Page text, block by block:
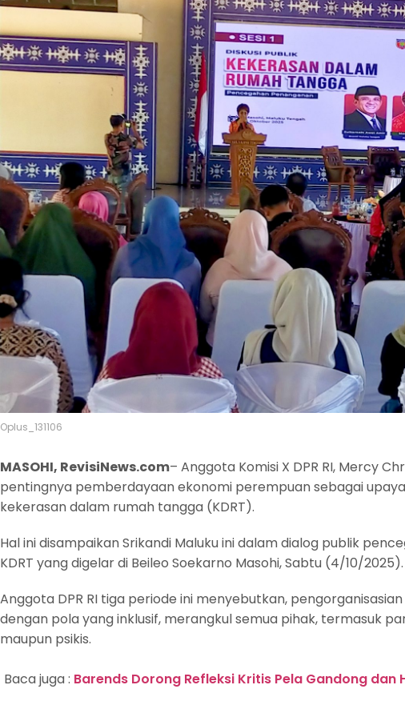
Oplus_131106
MASOHI, RevisiNews.com– Anggota Komisi X DPR RI, Mercy
pentingnya pemberdayaan ekonomi perempuan sebagai
kekerasan dalam rumah tangga (KDRT).
Hal ini disampaikan Srikandi Maluku ini dalam dialog publik
KDRT yang digelar di Beileo Soekarno Masohi, Sabtu (4/10/2025).
Anggota DPR RI tiga periode ini menyebutkan,
dengan pola yang inklusif, merangkul semua pihak, termasuk
maupun psikis.
Baca juga : Barends Dorong Refleksi Kritis Pela Gandong dan